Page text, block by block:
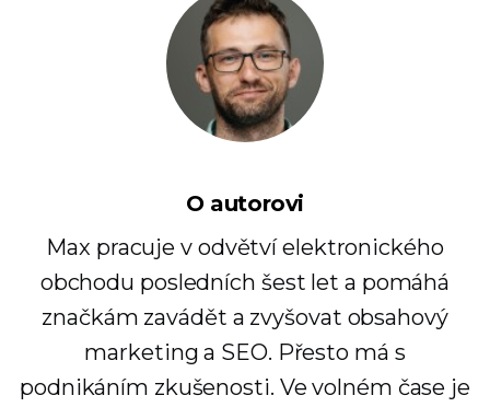
O autorovi
Max pracuje v odvětví elektronického
obchodu posledních šest let a pomáhá
značkám zavádět a zvyšovat obsahový
marketing a SEO. Přesto má s
podnikáním zkušenosti. Ve volném čase je